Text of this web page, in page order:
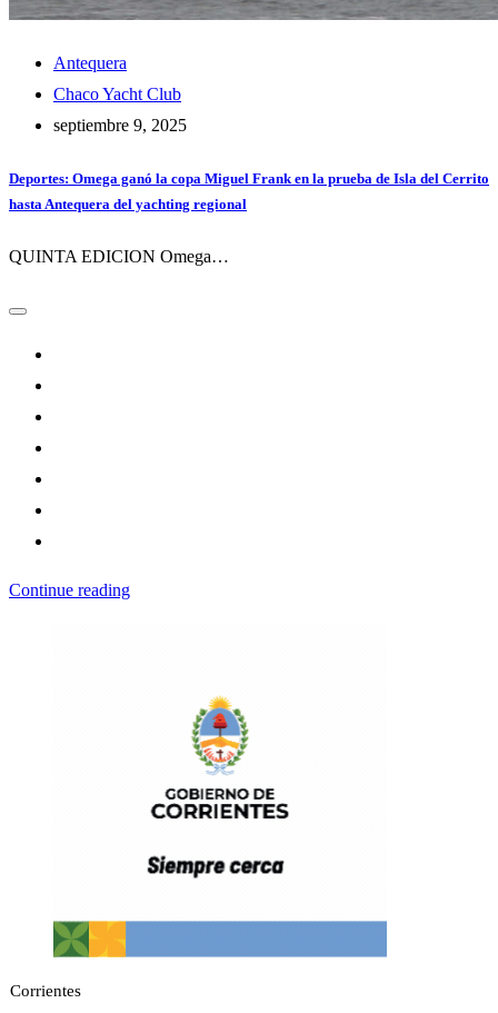
Antequera
Chaco Yacht Club
septiembre 9, 2025
Deportes: Omega ganó la copa Miguel Frank en la prueba de Isla del Cerrito
hasta Antequera del yachting regional
QUINTA EDICION Omega…
Continue reading
Corrientes